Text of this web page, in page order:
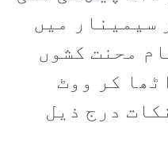
سیمینار میں
محنت کشوں
کر ووٹ
درج ذیل